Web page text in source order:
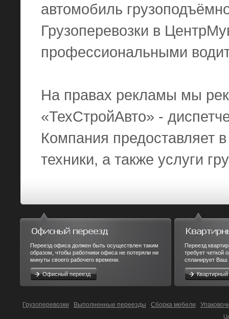
автомобиль
Грузоперевозки в
профессиональными
На правах рекламы мы
«ТехСтройАвто» -
Компания предоставляет
техники, а также услуги
Переезд офиса должен быть осуществлен таким
образом, чтобы работники офиса не потеряли ни
минуты своего рабочего времени.
Офисный переезд
Переезд
требует четкой
спланирует Ваш
Квартирный
Грузоперевозки Выполненные переезды Сборка мебели